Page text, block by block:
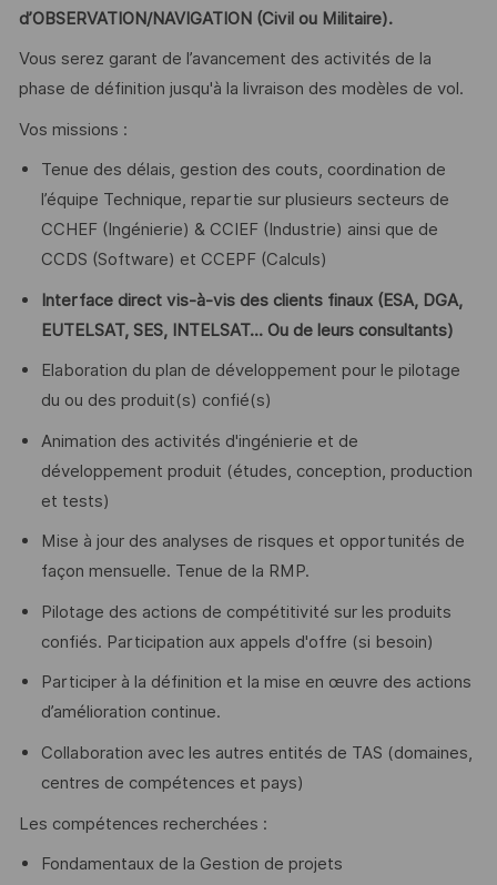
d’OBSERVATION/NAVIGATION (Civil ou Militaire).
Vous serez garant de l’avancement des activités de la
phase de définition jusqu'à la livraison des modèles de vol.
Vos missions :
Tenue des délais, gestion des couts, coordination de
l’équipe Technique, repartie sur plusieurs secteurs de
CCHEF (Ingénierie) & CCIEF (Industrie) ainsi que de
CCDS (Software) et CCEPF (Calculs)
Interface direct vis-à-vis des clients finaux (ESA, DGA,
EUTELSAT, SES, INTELSAT... Ou de leurs consultants)
Elaboration du plan de développement pour le pilotage
du ou des produit(s) confié(s)
Animation des activités d'ingénierie et de
développement produit (études, conception, production
et tests)
Mise à jour des analyses de risques et opportunités de
façon mensuelle. Tenue de la RMP.
Pilotage des actions de compétitivité sur les produits
confiés. Participation aux appels d'offre (si besoin)
Participer à la définition et la mise en œuvre des actions
d’amélioration continue.
Collaboration avec les autres entités de TAS (domaines,
centres de compétences et pays)
Les compétences recherchées :
Fondamentaux de la Gestion de projets